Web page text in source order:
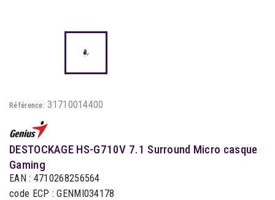
Référence: 31710014400
DESTOCKAGE HS-G710V 7.1 Surround Micro casque
Gaming
EAN : 4710268256564
code ECP : GENMI034178